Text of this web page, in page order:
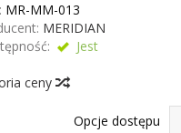
MR-MM-013
MERIDIAN
Jest
ceny
Opcje dostępu